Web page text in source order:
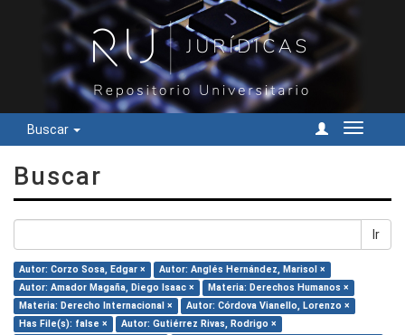
Buscar
Cambiar
Buscar
Ir
Autor: Corzo Sosa, Edgar ×
Autor: Anglés Hernández, Marisol ×
Autor: Amador Magaña, Diego Isaac ×
Materia: Derechos Humanos ×
Materia: Derecho Internacional ×
Autor: Córdova Vianello, Lorenzo ×
Has File(s): false ×
Autor: Gutiérrez Rivas, Rodrigo ×